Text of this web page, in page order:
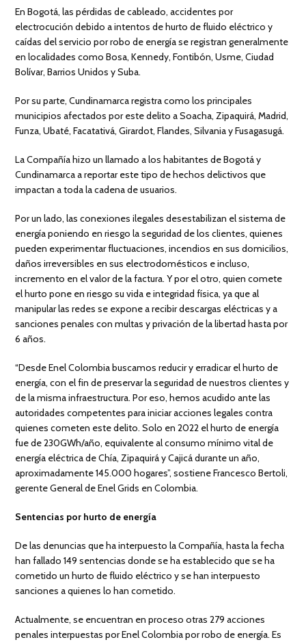
En Bogotá, las pérdidas de cableado, accidentes por
electrocución debido a intentos de hurto de fluido eléctrico y
caídas del servicio por robo de energía se registran generalmente
en localidades como Bosa, Kennedy, Fontibón, Usme, Ciudad
Bolívar, Barrios Unidos y Suba.
Por su parte, Cundinamarca registra como los principales
municipios afectados por este delito a Soacha, Zipaquirá, Madrid,
Funza, Ubaté, Facatativá, Girardot, Flandes, Silvania y Fusagasugá.
La Compañía hizo un llamado a los habitantes de Bogotá y
Cundinamarca a reportar este tipo de hechos delictivos que
impactan a toda la cadena de usuarios.
Por un lado, las conexiones ilegales desestabilizan el sistema de
energía poniendo en riesgo la seguridad de los clientes, quienes
pueden experimentar fluctuaciones, incendios en sus domicilios,
daños irreversibles en sus electrodomésticos e incluso,
incremento en el valor de la factura. Y por el otro, quien comete
el hurto pone en riesgo su vida e integridad física, ya que al
manipular las redes se expone a recibir descargas eléctricas y a
sanciones penales con multas y privación de la libertad hasta por
6 años.
“Desde Enel Colombia buscamos reducir y erradicar el hurto de
energía, con el fin de preservar la seguridad de nuestros clientes y
de la misma infraestructura. Por eso, hemos acudido ante las
autoridades competentes para iniciar acciones legales contra
quienes cometen este delito. Solo en 2022 el hurto de energía
fue de 230GWh/año, equivalente al consumo mínimo vital de
energía eléctrica de Chía, Zipaquirá y Cajicá durante un año,
aproximadamente 145.000 hogares”, sostiene Francesco Bertoli,
gerente General de Enel Grids en Colombia.
Sentencias por hurto de energía
De las denuncias que ha interpuesto la Compañía, hasta la fecha
han fallado 149 sentencias donde se ha establecido que se ha
cometido un hurto de fluido eléctrico y se han interpuesto
sanciones a quienes lo han cometido.
Actualmente, se encuentran en proceso otras 279 acciones
penales interpuestas por Enel Colombia por robo de energía. Es